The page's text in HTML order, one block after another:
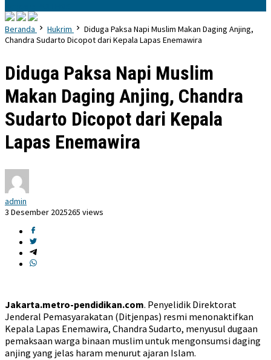
Beranda Hukrim
Diduga Paksa Napi Muslim Makan Daging Anjing,
Chandra Sudarto Dicopot dari Kepala Lapas Enemawira
Diduga Paksa Napi Muslim
Makan Daging Anjing, Chandra
Sudarto Dicopot dari Kepala
Lapas Enemawira
admin
3 Desember 2025265 views
Jakarta.metro-pendidikan.com. Penyelidik Direktorat
Jenderal Pemasyarakatan (Ditjenpas) resmi menonaktifkan
Kepala Lapas Enemawira, Chandra Sudarto, menyusul dugaan
pemaksaan warga binaan muslim untuk mengonsumsi daging
anjing yang jelas haram menurut ajaran Islam.